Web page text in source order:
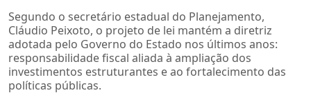
Segundo o secretário estadual do Planejamento,
Cláudio Peixoto, o projeto de lei mantém a diretriz
adotada pelo Governo do Estado nos últimos anos:
responsabilidade fiscal aliada à ampliação dos
investimentos estruturantes e ao fortalecimento das
políticas públicas.